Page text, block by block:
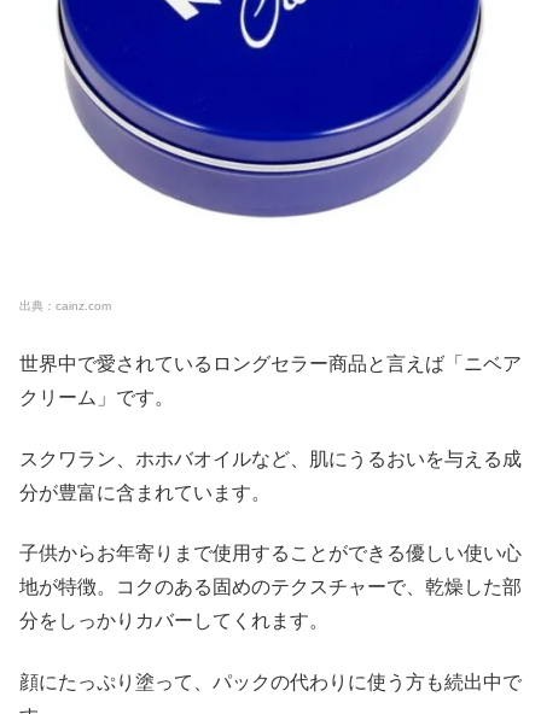
出典：cainz.com
世界中で愛されているロングセラー商品と言えば「ニベア
クリーム」です。
スクワラン、ホホバオイルなど、肌にうるおいを与える成
分が豊富に含まれています。
子供からお年寄りまで使用することができる優しい使い心
地が特徴。コクのある固めのテクスチャーで、乾燥した部
分をしっかりカバーしてくれます。
顔にたっぷり塗って、パックの代わりに使う方も続出中で